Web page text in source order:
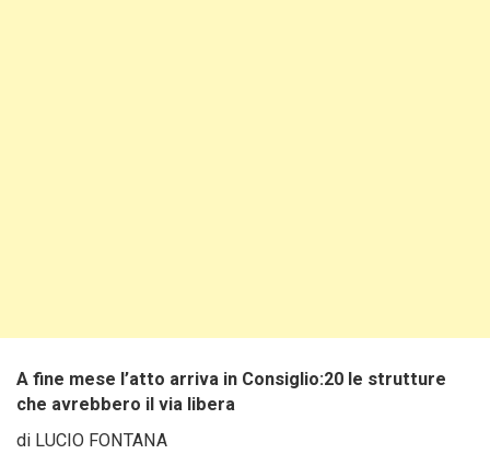
A fine mese l’atto arriva in Consiglio:20 le strutture
che avrebbero il via libera
di LUCIO FONTANA